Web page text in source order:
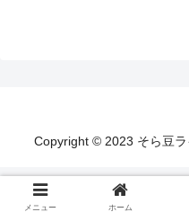
Copyright © 2023 そら豆
メニュー ホーム